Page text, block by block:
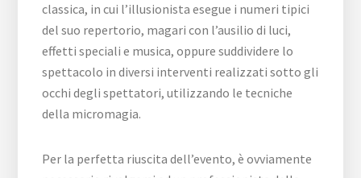
classica, in cui l’illusionista esegue i numeri tipici
del suo repertorio, magari con l’ausilio di luci,
effetti speciali e musica, oppure suddividere lo
spettacolo in diversi interventi realizzati sotto gli
occhi degli spettatori, utilizzando le tecniche
della micromagia.
Per la perfetta riuscita dell’evento, è ovviamente